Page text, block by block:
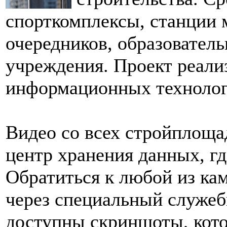
спорткомплексы,
очередников,
учреждения. Проект
информационных
Видео со всех
центр хранения данных,
Обратиться к любой из
через специальный
доступны скриншоты,